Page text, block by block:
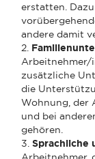
erstatten.
andere damit
2.
Arbeitnehmer/
zusätzliche
die
Wohnung, der
und bei
gehören.
3. Sprachliche